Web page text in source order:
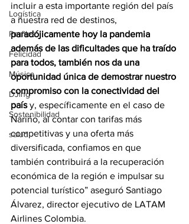
Logística
Perfiles
Felicidad
Música
DJing
Sostenibilidad
salud
incluir a esta importante región del país
a nuestra red de destinos,
paradójicamente hoy la pandemia
además de las dificultades que ha traído
para todos, también nos da una
oportunidad única de demostrar nuestro
compromiso con la conectividad del
país y, específicamente en el caso de
Nariño, al contar con tarifas más
competitivas y una oferta más
diversificada, confiamos en que
también contribuirá a la recuperación
económica de la región e impulsar su
potencial turístico” aseguró Santiago
Álvarez, director ejecutivo de LATAM
Airlines Colombia.